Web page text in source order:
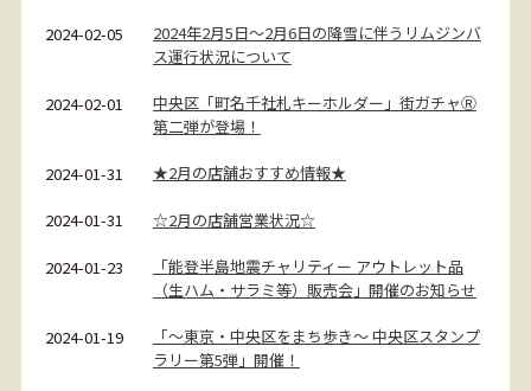
2024-02-05
2024年2月5日～2月6日の降雪に伴うリムジンバ
ス運行状況について
2024-02-01
中央区「町名千社札キーホルダー」街ガチャⓇ
第二弾が登場！
2024-01-31 ★2月の店舗おすすめ情報★
2024-01-31 ☆2月の店舗営業状況☆
2024-01-23
「能登半島地震チャリティー アウトレット品
（生ハム・サラミ等）販売会」開催のお知らせ
2024-01-19
「～東京・中央区をまち歩き～ 中央区スタンプ
ラリー第5弾」開催！